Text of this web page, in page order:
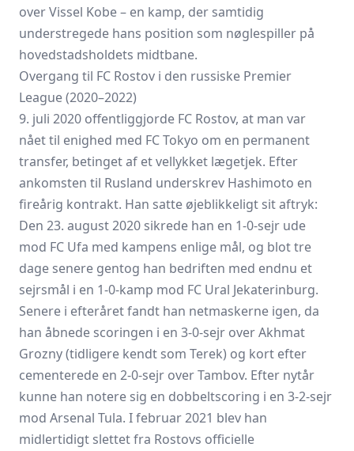
overVissel Kobe– en kamp, der samtidig
understregede hans position som nøglespiller på
hovedstadsholdets midtbane.
Overgang til FC Rostov i den russiske Premier
League (2020–2022)
9. juli 2020 offentliggjorde FC Rostov, at man var
nået til enighed med FC Tokyo om en permanent
transfer, betinget af et vel­lykket lægetjek. Efter
ankomsten til Rusland underskrev Hashimoto en
fireårig kontrakt. Han satte øjeblikkeligt sit aftryk:
Den 23. august 2020 sikrede han en 1-0-sejr ude
mod FC Ufa med kampens enlige mål, og blot tre
dage senere gentog han bedriften med endnu et
sejrsmål i en 1-0-kamp mod FC Ural Jekaterinburg.
Senere i efteråret fandt han netmaskerne igen, da
han åbnede scoringen i en 3-0-sejr over Akhmat
Grozny (tidligere kendt som Terek) og kort efter
cementerede en 2-0-sejr over Tambov. Efter nytår
kunne han notere sig en dobbelt­scoring i en 3-2-sejr
mod Arsenal Tula. I februar 2021 blev han
midlertidigt slettet fra Rostovs officielle